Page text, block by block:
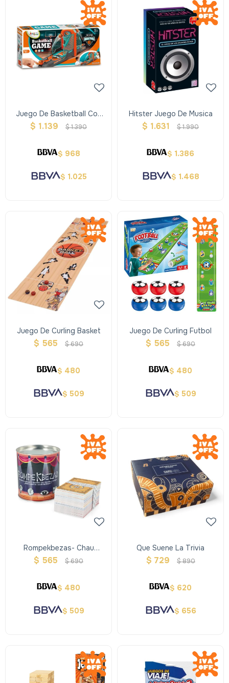
Juego De Basketball Con
Luz Y Sonido
$ 1.139 $1.390
$ 968
$ 1.025
Hitster Juego De Musica
$ 1.631 $1.990
$ 1.386
$ 1.468
Juego De Curling Basket
$ 565 $690
$ 480
$ 509
Juego De Curling Futbol
$ 565 $690
$ 480
$ 509
Rompekbezas- Chau
Pantallas
$ 565 $690
$ 480
$ 509
Que Suene La Trivia
$ 729 $890
$ 620
$ 656